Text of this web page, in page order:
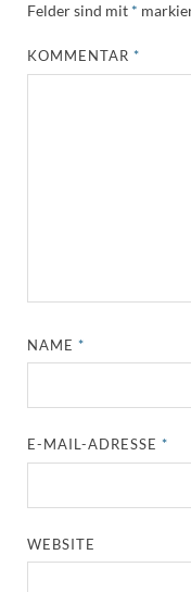
Felder sind mit *
KOMMENTAR*
NAME*
E-MAIL-ADRESSE*
WEBSITE